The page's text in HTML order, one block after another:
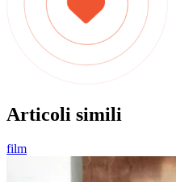
Articoli simili
film